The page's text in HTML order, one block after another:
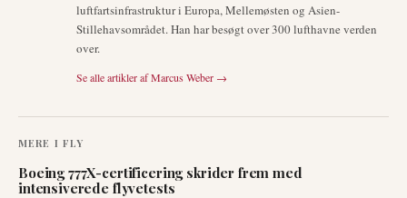
luftfartsinfrastruktur i Europa, Mellemøsten og Asien-
Stillehavsområdet. Han har besøgt over 300 lufthavne verden
over.
Se alle artikler afMarcus Weber →
MERE I FLY
Boeing 777X-certificering skrider frem med
intensiverede flyvetests